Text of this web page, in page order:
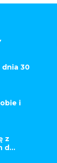
dnia 30
i
z
d...